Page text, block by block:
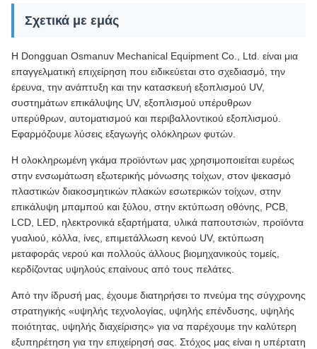
Σχετικά με εμάς
Η Dongguan Osmanuv Mechanical Equipment Co., Ltd. είναι μια
επαγγελματική επιχείρηση που ειδικεύεται στο σχεδιασμό, την
έρευνα, την ανάπτυξη και την κατασκευή εξοπλισμού UV,
συστημάτων επικάλυψης UV, εξοπλισμού υπέρυθρων
υπερύθρων, αυτοματισμού και περιβαλλοντικού εξοπλισμού.
Εφαρμόζουμε λύσεις εξαγωγής ολόκληρων φυτών.
Η ολοκληρωμένη γκάμα προϊόντων μας χρησιμοποιείται ευρέως
στην ενσωμάτωση εξωτερικής μόνωσης τοίχων, στον ψεκασμό
πλαστικών διακοσμητικών πλακών εσωτερικών τοίχων, στην
επικάλυψη μπαμπού και ξύλου, στην εκτύπωση οθόνης, PCB,
LCD, LED, ηλεκτρονικά εξαρτήματα, υλικά παπουτσιών, προϊόντα
γυαλιού, κόλλα, ίνες, επιμετάλλωση κενού UV, εκτύπωση
μεταφοράς νερού και πολλούς άλλους βιομηχανικούς τομείς,
κερδίζοντας υψηλούς επαίνους από τους πελάτες.
Από την ίδρυσή μας, έχουμε διατηρήσει το πνεύμα της σύγχρονης
στρατηγικής «υψηλής τεχνολογίας, υψηλής επένδυσης, υψηλής
ποιότητας, υψηλής διαχείρισης» για να παρέχουμε την καλύτερη
εξυπηρέτηση για την επιχείρησή σας. Στόχος μας είναι η υπέρτατη